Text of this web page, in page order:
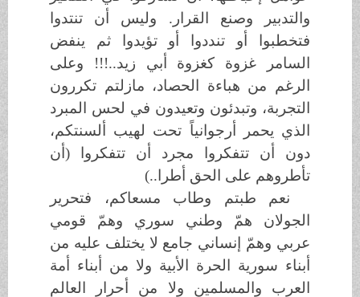
والتدبير وصنع القرار. وليس أن تنتدوا
فتخطبوا أو تنددوا أو تؤيدوا ثم ينفض
السامر غزوة كغزوة أبي زيد..!!! وعلى
الرغم من هباءة الحصاد، مازلتم تكررون
التجربة، وتبدئون وتعيدون في لحس المبرد
الذي يحمر أرجوانياً تحت لهيب ألسنتكم،
دون أن تتفكروا مجرد أن تتفكروا (أن
تأطروهم على الحق أطرا..)
نعم طبتم وطاب مسعاكم، فتحرير
الجولان همّ وطني سوري وهمّ قومي
عربي وهمّ إنساني جامع لا يختلف عليه من
أبناء سورية الحرة الأبية ولا من أبناء أمة
العرب والمسلمين ولا من أحرار العالم